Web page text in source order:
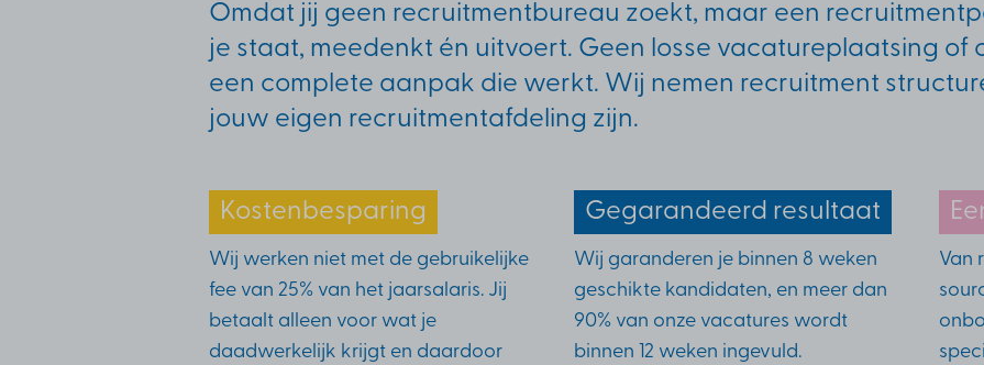
Omdat jij geen recruitmentbureau zoekt, maar een
je staat, meedenkt én uitvoert. Geen losse vacatureplaatsing of
een complete aanpak die werkt. Wij nemen recruitment
jouw eigen recruitmentafdeling zijn.
Kostenbesparing
Wij werken niet met de gebruikelijke
fee van 25% van het jaarsalaris. Jij
betaalt alleen voor wat je
daadwerkelijk krijgt en daardoor
Gegarandeerd resultaat
Wij garanderen je binnen 8 weken
geschikte kandidaten, en meer dan
90% van onze vacatures wordt
binnen 12 weken ingevuld.
Van